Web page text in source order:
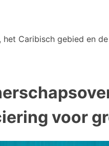
Caribisch gebied en de
voor